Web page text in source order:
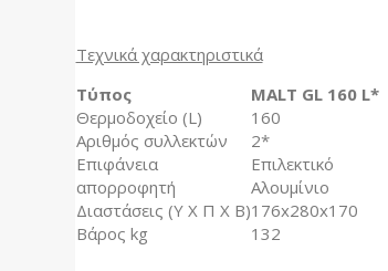
Τεχνικά χαρακτηριστικά
Τύπος
MALT GL 160 L*
Θερμοδοχείο (L)
160
Αριθμός συλλεκτών
2*
Επιφάνεια
απορροφητή
Επιλεκτικό
Αλουμίνιο
Διαστάσεις (Υ Χ Π Χ Β)176x280x170
Βάρος kg
132